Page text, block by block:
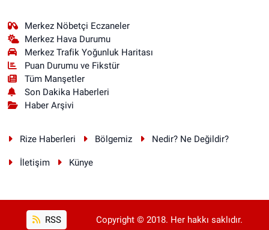
Merkez Nöbetçi Eczaneler
Merkez Hava Durumu
Merkez Trafik Yoğunluk Haritası
Puan Durumu ve Fikstür
Tüm Manşetler
Son Dakika Haberleri
Haber Arşivi
Rize Haberleri Bölgemiz Nedir? Ne Değildir?
İletişim Künye
RSS Copyright © 2018. Her hakkı saklıdır.